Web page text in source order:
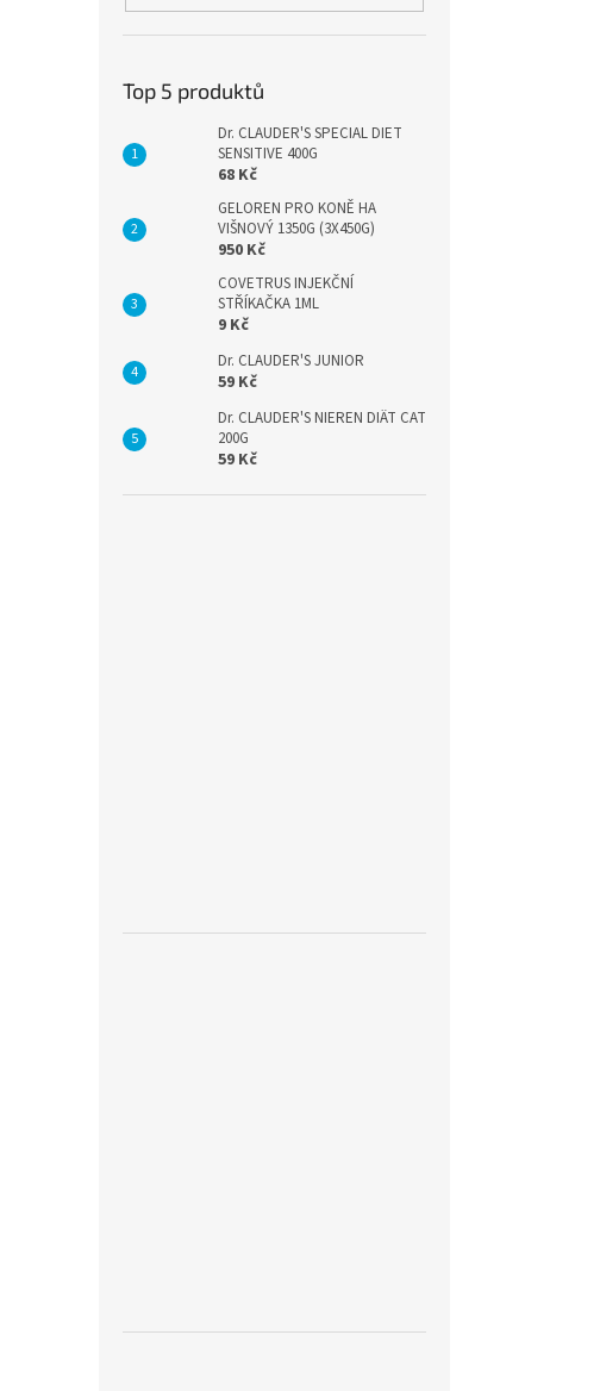
Top 5 produktů
Dr. CLAUDER'S SPECIAL DIET
SENSITIVE 400G
68 Kč
GELOREN PRO KONĚ HA
VIŠNOVÝ 1350G (3X450G)
950 Kč
COVETRUS INJEKČNÍ
STŘÍKAČKA 1ML
9 Kč
Dr. CLAUDER'S JUNIOR
59 Kč
Dr. CLAUDER'S NIEREN DIÄT CAT
200G
59 Kč